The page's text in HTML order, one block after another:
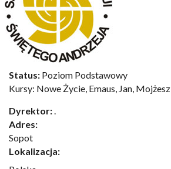
Status: Poziom Podstawowy
Kursy: Nowe Życie, Emaus, Jan, Mojżesz
Dyrektor:.
Adres:
Sopot
Lokalizacja: